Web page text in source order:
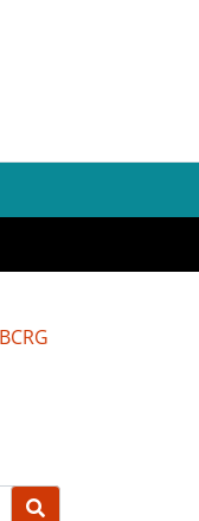
Dubréka : un camion